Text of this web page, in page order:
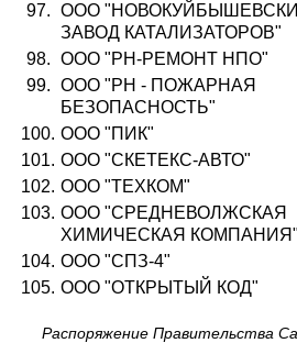
97. ООО
ЗАВОД КАТАЛИЗАТОРОВ"
98. ООО "РН-РЕМОНТ НПО"
99. ООО "РН - ПОЖАРНАЯ
БЕЗОПАСНОСТЬ"
100. ООО "ПИК"
101. ООО "СКЕТЕКС-АВТО"
102. ООО "ТЕХКОМ"
103. ООО "СРЕДНЕВОЛЖСКАЯ
ХИМИЧЕСКАЯ КОМПАНИЯ"
104. ООО "СПЗ-4"
105. ООО "ОТКРЫТЫЙ КОД"
Распоряжение Правительства